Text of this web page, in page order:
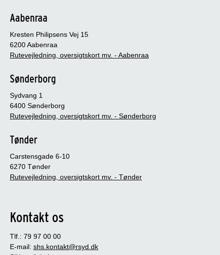
Aabenraa
Kresten Philipsens Vej 15
6200 Aabenraa
Rutevejledning, oversigtskort mv. - Aabenraa
Sønderborg
Sydvang 1
6400 Sønderborg
Rutevejledning, oversigtskort mv. - Sønderborg
Tønder
Carstensgade 6-10
6270 Tønder
Rutevejledning, oversigtskort mv. - Tønder
Kontakt os
Tlf.: 79 97 00 00
E-mail: shs.kontakt@rsyd.dk